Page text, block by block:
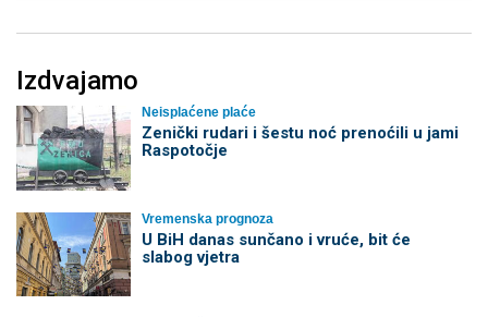
Izdvajamo
Neisplaćene plaće
Zenički rudari i šestu noć prenoćili u jami
Raspotočje
Vremenska prognoza
U BiH danas sunčano i vruće, bit će
slabog vjetra